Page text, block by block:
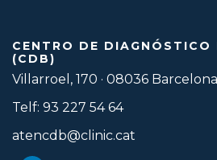
CENTRO DE DIAGNÓSTICO
(CDB)
Villarroel, 170 · 08036 Barcelona
Telf: 93 227 54 64
atencdb@clinic.cat